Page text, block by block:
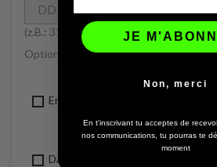
(z.B.: 31.05.1970)
Optional
Erhalten Sie Angebote von
Datenschutzhinweis für den
JE
Non, merci
En t'inscrivant tu acceptes de
nos communications, tu pourras te
moment